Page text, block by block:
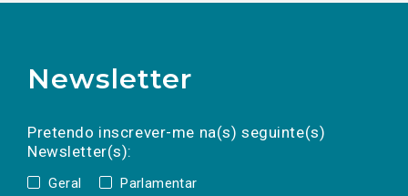
Newsletter
Pretendo inscrever-me na(s) seguinte(s)
Newsletter(s):
Geral Parlamentar
a(s) newsletter(s).
mail